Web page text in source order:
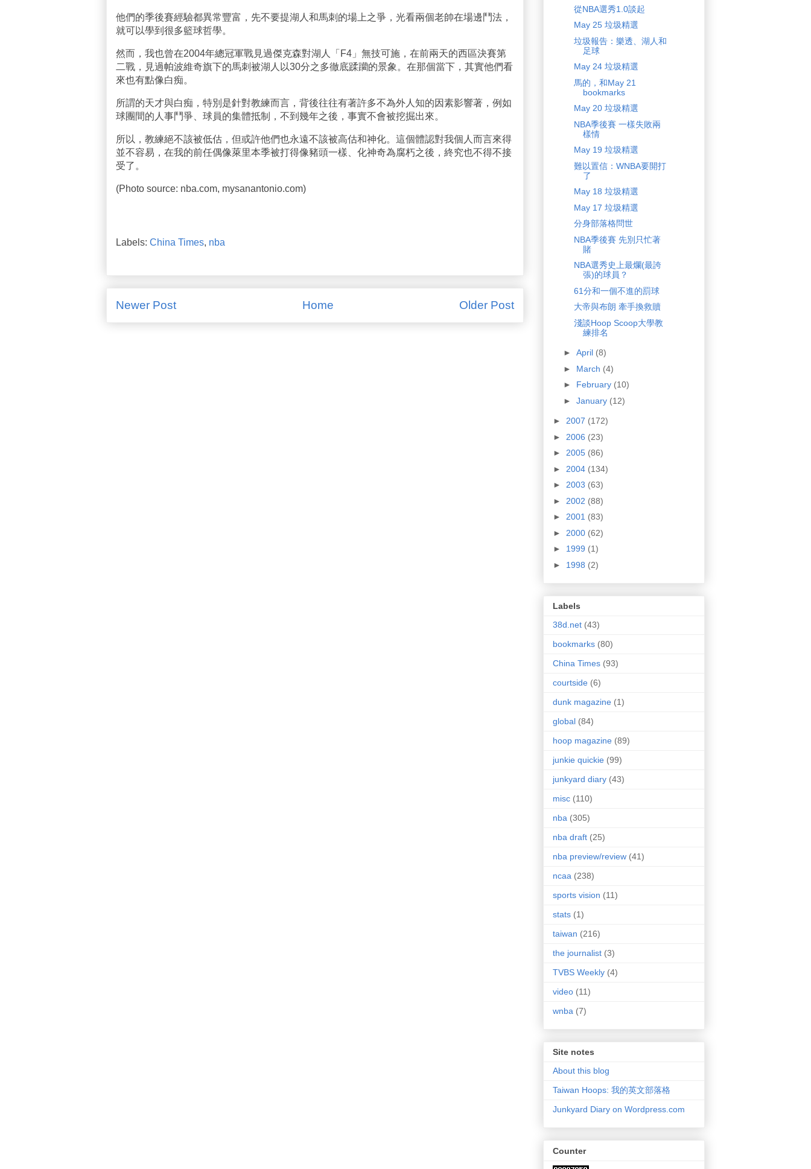
他們的季後賽經驗都異常豐富，先不要提湖人和馬刺的場上之爭，光看兩個老帥在場邊鬥法，
就可以學到很多籃球哲學。
然而，我也曾在2004年總冠軍戰見過傑克森對湖人「F4」無技可施，在前兩天的西區決賽第
二戰，見過帕波維奇旗下的馬刺被湖人以30分之多徹底蹂躪的景象。在那個當下，其實他們看
來也有點像白痴。
所謂的天才與白痴，特別是針對教練而言，背後往往有著許多不為外人知的因素影響著，例如
球團間的人事鬥爭、球員的集體抵制，不到幾年之後，事實不會被挖掘出來。
所以，教練絕不該被低估，但或許他們也永遠不該被高估和神化。這個體認對我個人而言來得
並不容易，在我的前任偶像萊里本季被打得像豬頭一樣、化神奇為腐朽之後，終究也不得不接
受了。
(Photo source: nba.com, mysanantonio.com)
Labels: China Times, nba
Newer Post Older Post
Home
從NBA選秀1.0談起
May 25 垃圾精選
垃圾報告：樂透、湖人和
足球
May 24 垃圾精選
馬的，和May 21
bookmarks
May 20 垃圾精選
NBA季後賽 一樣失敗兩
樣情
May 19 垃圾精選
難以置信：WNBA要開打
了
May 18 垃圾精選
May 17 垃圾精選
分身部落格問世
NBA季後賽 先別只忙著
賭
NBA選秀史上最爛(最誇
張)的球員？
61分和一個不進的罰球
大帝與布朗 牽手換救贖
淺談Hoop Scoop大學教
練排名
► April (8)
► March (4)
► February (10)
► January (12)
► 2007 (172)
► 2006 (23)
► 2005 (86)
► 2004 (134)
► 2003 (63)
► 2002 (88)
► 2001 (83)
► 2000 (62)
► 1999 (1)
► 1998 (2)
Labels
38d.net (43)
bookmarks (80)
China Times (93)
courtside (6)
dunk magazine (1)
global (84)
hoop magazine (89)
junkie quickie (99)
junkyard diary (43)
misc (110)
nba (305)
nba draft (25)
nba preview/review (41)
ncaa (238)
sports vision (11)
stats (1)
taiwan (216)
the journalist (3)
TVBS Weekly (4)
video (11)
wnba (7)
Site notes
About this blog
Taiwan Hoops: 我的英文部落格
Junkyard Diary on Wordpress.com
Counter